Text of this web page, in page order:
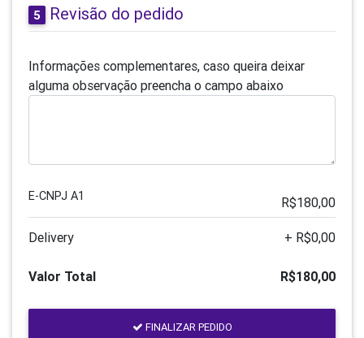
5 Revisão do pedido
Informações complementares, caso queira deixar
alguma observação preencha o campo abaixo
E-CNPJ A1 R$180,00
Delivery + R$0,00
Valor Total R$180,00
FINALIZAR PEDIDO